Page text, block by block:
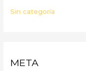
Sin categoría
META